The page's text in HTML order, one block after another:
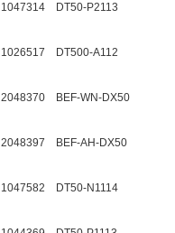
1047314 DT50-P2113
1026517 DT500-A112
2048370 BEF-WN-DX50
2048397 BEF-AH-DX50
1047582 DT50-N1114